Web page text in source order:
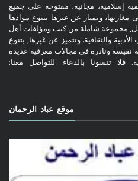
إسلامية، مجانية، مفتوحة على جميع
وتمتاز عن غيرها بتنوع موادها
مجموعة شاملة من كتب ومؤلفات أهل
والثقافية. وتتميز عن غيرها, بتنوع
نفيسة ونادرة في مجالات معرفية عديدة
فلا تنسونا بالدعاء. للتواصل معنا:
موقع عباد الرحمان